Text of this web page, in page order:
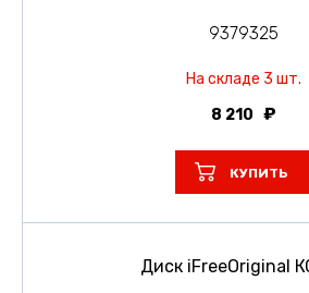
9379325
На складе 3 шт.
8 210
КУПИТЬ
Диск iFreeOriginal